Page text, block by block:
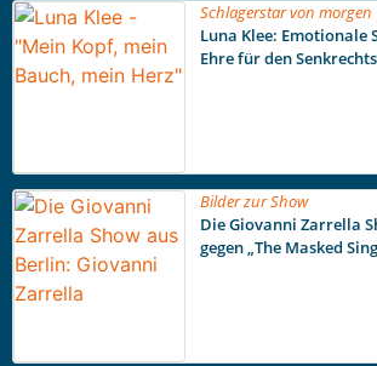
Schlagerstar von morgen
Luna Klee: Emotionale
Ehre für den
Bilder zur Show
Die Giovanni Zarrella
gegen „The Masked